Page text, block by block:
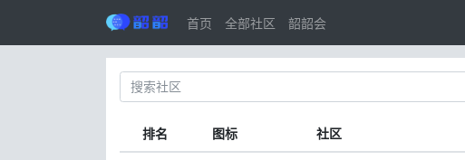
首页 全部社区 韶韶会
排名 图标 社区